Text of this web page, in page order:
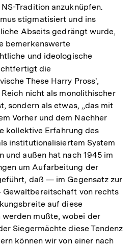
Tradition anzuknüpfen.
stigmatisiert und ins
Abseits gedrängt wurde,
bemerkenswerte
und ideologische
die
These Harry Pross',
nicht als monolithischer
sondern als etwas, „das mit
Vorher und dem Nachher
kollektive Erfahrung des
institutionalisiertem System
und außen hat nach 1945 im
um Aufarbeitung der
daß — im Gegensatz zur
von rechts
auf diese
werden mußte, wobei der
Siegermächte diese Tendenz
können wir von einer nach